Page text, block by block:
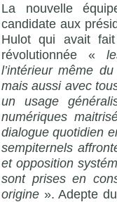
La nouvelle
candidate aux
Hulot qui avait
révolutionnée «
l’intérieur même
mais aussi avec
un usage
numériques
dialogue quotidien
sempiternels
et opposition
sont prises en
origine ». Adepte